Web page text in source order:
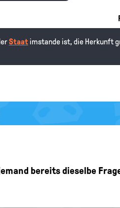
Staat imstande ist, die Herkunft
bereits dieselbe